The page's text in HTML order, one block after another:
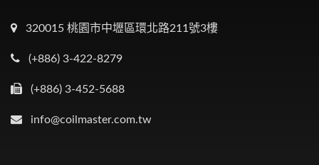
320015 桃園市中壢區環北路211號3樓
(+886) 3-422-8279
(+886) 3-452-5688
info@coilmaster.com.tw